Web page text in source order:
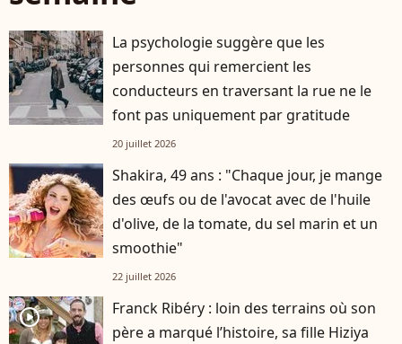
La psychologie suggère que les
personnes qui remercient les
conducteurs en traversant la rue ne le
font pas uniquement par gratitude
20 juillet 2026
Shakira, 49 ans : "Chaque jour, je mange
des œufs ou de l'avocat avec de l'huile
d'olive, de la tomate, du sel marin et un
smoothie"
22 juillet 2026
player2
Franck Ribéry : loin des terrains où son
père a marqué l’histoire, sa fille Hiziya